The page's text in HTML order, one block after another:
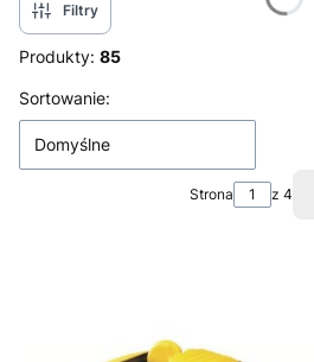
Filtry
Produkty: 85
Lista produktów
Sortowanie:
Domyślne
Strona z 4